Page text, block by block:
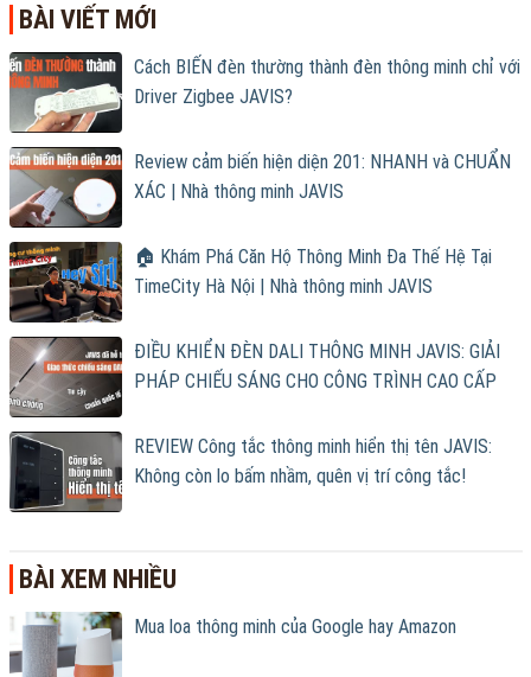
BÀI VIẾT MỚI
Cách BIẾN đèn thường thành đèn thông minh chỉ với
Driver Zigbee JAVIS?
Review cảm biến hiện diện 201: NHANH và CHUẨN
XÁC | Nhà thông minh JAVIS
🏠 Khám Phá Căn Hộ Thông Minh Đa Thế Hệ Tại
TimeCity Hà Nội | Nhà thông minh JAVIS
ĐIỀU KHIỂN ĐÈN DALI THÔNG MINH JAVIS: GIẢI
PHÁP CHIẾU SÁNG CHO CÔNG TRÌNH CAO CẤP
REVIEW Công tắc thông minh hiển thị tên JAVIS:
Không còn lo bấm nhầm, quên vị trí công tắc!
BÀI XEM NHIỀU
Mua loa thông minh của Google hay Amazon